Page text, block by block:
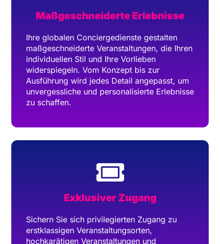
Maßgeschneiderte Erlebnisse
Ihre globalen Conciergedienste gestalten
maßgeschneiderte Veranstaltungen, die Ihren
individuellen Stil und Ihre Vorlieben
widerspiegeln. Vom Konzept bis zur
Ausführung wird jedes Detail angepasst, um
unvergessliche und personalisierte Erlebnisse
zu schaffen.
Exklusiver Zugang
Sichern Sie sich privilegierten Zugang zu
erstklassigen Veranstaltungsorten,
hochkarätigen Veranstaltungen und